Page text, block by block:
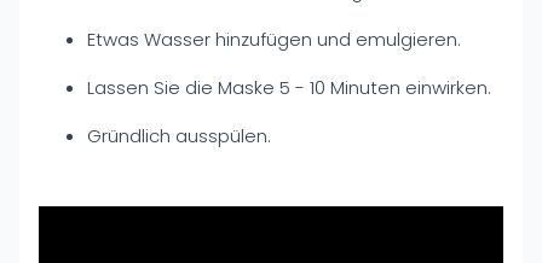
Etwas Wasser hinzufügen und emulgieren.
Lassen Sie die Maske 5 - 10 Minuten einwirken.
Gründlich ausspülen.